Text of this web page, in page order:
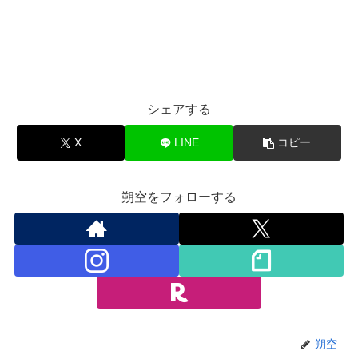
シェアする
X LINE コピー
朔空をフォローする
朔空